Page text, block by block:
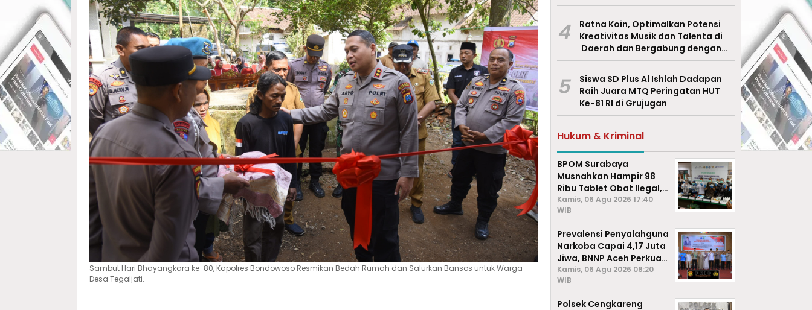
Sambut Hari Bhayangkara ke-80, Kapolres Bondowoso Resmikan Bedah Rumah dan Salurkan Bansos untuk Warga
Desa Tegaljati.
4
Ratna Koin, Optimalkan Potensi
Kreativitas Musik dan Talenta di
Daerah dan Bergabung dengan
Ekraf Pasuruan
5
Siswa SD Plus Al Ishlah Dadapan
Raih Juara MTQ Peringatan HUT
Ke-81 RI di Grujugan
Hukum & Kriminal
BPOM Surabaya
Musnahkan Hampir 98
Ribu Tablet Obat Ilegal,
Cegah Penyalahgunaan
di Kalangan Pelajar
Kamis, 06 Agu 2026 17:40
WIB
Prevalensi Penyalahguna
Narkoba Capai 4,17 Juta
Jiwa, BNNP Aceh Perkuat
P4GN di Subulussalam
Kamis, 06 Agu 2026 08:20
WIB
Polsek Cengkareng